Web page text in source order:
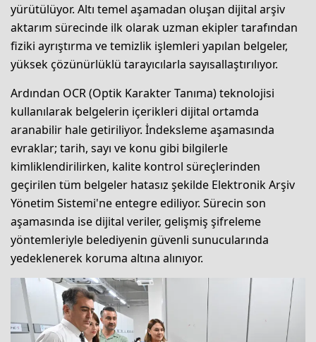
yürütülüyor. Altı temel aşamadan oluşan dijital arşiv
aktarım sürecinde ilk olarak uzman ekipler tarafından
fiziki ayrıştırma ve temizlik işlemleri yapılan belgeler,
yüksek çözünürlüklü tarayıcılarla sayısallaştırılıyor.
Ardından OCR (Optik Karakter Tanıma) teknolojisi
kullanılarak belgelerin içerikleri dijital ortamda
aranabilir hale getiriliyor. İndeksleme aşamasında
evraklar; tarih, sayı ve konu gibi bilgilerle
kimliklendirilirken, kalite kontrol süreçlerinden
geçirilen tüm belgeler hatasız şekilde Elektronik Arşiv
Yönetim Sistemi'ne entegre ediliyor. Sürecin son
aşamasında ise dijital veriler, gelişmiş şifreleme
yöntemleriyle belediyenin güvenli sunucularında
yedeklenerek koruma altına alınıyor.